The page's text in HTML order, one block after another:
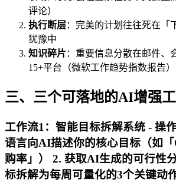
评论）
执行断层：完美的计划往往死在「
犹豫中
知识碎片：重要信息分散在邮件、
15+平台（微软工作趋势指数报告）
三、三个可落地的AI增强
工作流1：智能目标拆解系统 - 操
语言向AI描述你的核心目标（如
购率」） 2. 获取AI生成的可行性
标拆解为每周可量化的3个关键动